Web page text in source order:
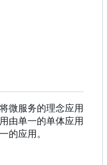
微服务的理念应用
由单一的单体应用
的应用。